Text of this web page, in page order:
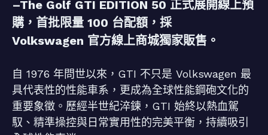
–The Golf GTI EDITION 50 正式展開線上預
購，首批限量 100 台配額，採
Volkswagen 官方線上商城獨家販售。
自 1976 年問世以來，GTI 不只是 Volkswagen 最
具代表性的性能車系，更成為全球性能鋼砲文化的
重要象徵。歷經半世紀淬鍊，GTI 始終以熱血駕
馭、精準操控與日常實用性的完美平衡，持續吸引